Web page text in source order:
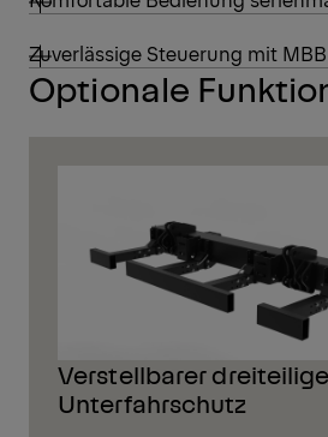
Zuverlässige Steuerung mit
Optionale
Verstellbarer
Unterfahrschutz